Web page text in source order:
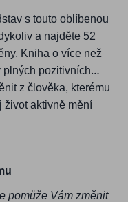
s touto oblíbenou
a najděte 52
Kniha o více než
plných pozitivních
z člověka, kterému
život aktivně mění
pomůže Vám změnit